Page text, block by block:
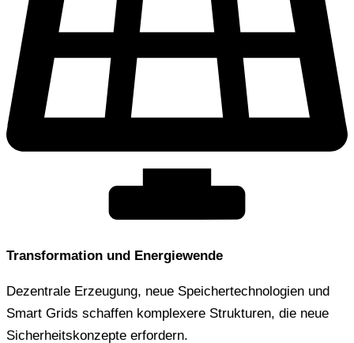
Transformation und Energiewende
Dezentrale Erzeugung, neue Speichertechnologien und
Smart Grids schaffen komplexere Strukturen, die neue
Sicherheitskonzepte erfordern.